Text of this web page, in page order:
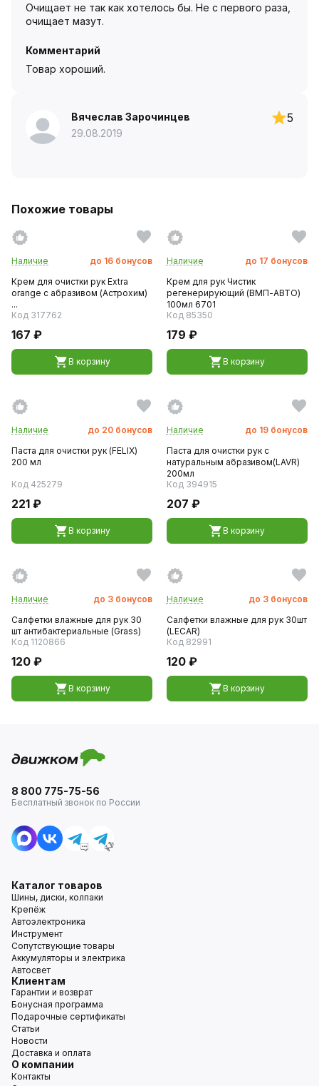
Очищает не так как хотелось бы. Не с первого раза,
очищает мазут.
Комментарий
Товар хороший.
Вячеслав Зарочинцев
29.08.2019
5
Похожие товары
Наличие до 16 бонусов
Крем для очистки рук Extra
orange с абразивом (Астрохим)
...
Код 317762
167 ₽
В корзину
Наличие до 17 бонусов
Крем для рук Чистик
регенерирующий (ВМП-АВТО)
100мл 6701
Код 85350
179 ₽
В корзину
Наличие до 20 бонусов
Паста для очистки рук (FELIX)
200 мл
Код 425279
221 ₽
В корзину
Наличие до 19 бонусов
Паста для очистки рук с
натуральным абразивом(LAVR)
200мл
Код 394915
207 ₽
В корзину
Наличие до 3 бонусов
Салфетки влажные для рук 30
шт антибактериальные (Grass)
Код 1120866
120 ₽
В корзину
Наличие до 3 бонусов
Салфетки влажные для рук 30шт
(LECAR)
Код 82991
120 ₽
В корзину
8 800 775-75-56
Бесплатный звонок по России
Каталог товаров
Шины, диски, колпаки
Крепёж
Автоэлектроника
Инструмент
Сопутствующие товары
Аккумуляторы и электрика
Автосвет
Клиентам
Гарантии и возврат
Бонусная программа
Подарочные сертификаты
Статьи
Новости
Доставка и оплата
О компании
Контакты